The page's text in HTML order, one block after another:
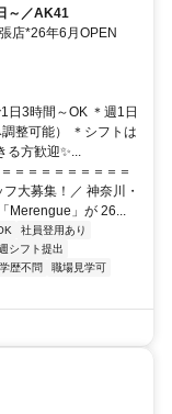
～／AK41
店*26年6月OPEN
日3時間～OK ＊週1日
整可能） ＊シフトは
方歓迎✨...
＝＝＝＝＝＝＝＝＝
大募集！／ 神奈川・
Merengue」が 26...
社員登用あり
シフト提出
学歴不問
職場見学可